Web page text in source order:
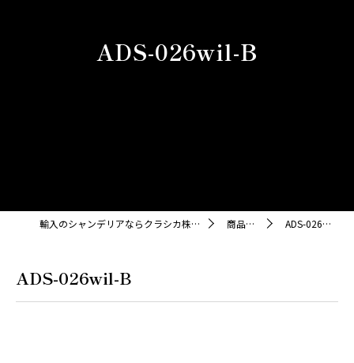
ADS-026wil-B
輸入のシャンデリアならクラシカ株式会社 商品紹介 ADS-026wil-B
ADS-026wil-B